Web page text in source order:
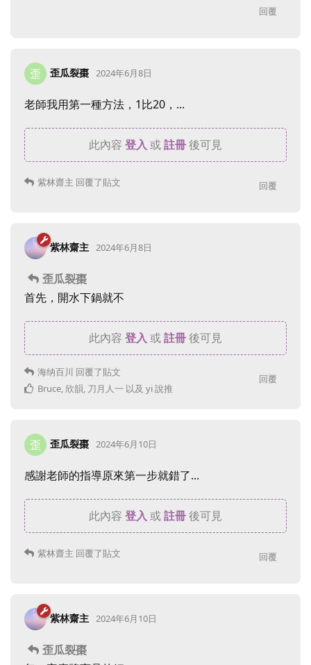
回覆
歪 歪瓜裂棗 2024年6月8日
老師我用第一種方法，1比20，...
此內容 登入 或註冊後可見
回覆
紫林齋主 回覆了貼文
紫林齋主 2024年6月8日
歪瓜裂棗
首先，開水下鍋就不
此內容 登入 或註冊後可見
回覆
海纳百川 回覆了貼文
Bruce, 欣韻, 刀月人一 以及 yi說推
歪 歪瓜裂棗 2024年6月10日
感謝老師的指導原來第一步就錯了...
此內容 登入 或註冊後可見
回覆
紫林齋主 回覆了貼文
紫林齋主 2024年6月10日
歪瓜裂棗